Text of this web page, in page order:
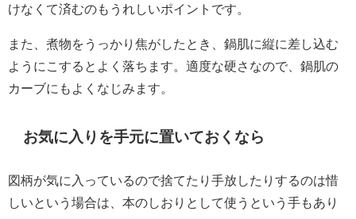
けなくて済むのもうれしいポイントです。
また、煮物をうっかり焦がしたとき、鍋肌に縦に差し込む
ようにこするとよく落ちます。適度な硬さなので、鍋肌の
カーブにもよくなじみます。
お気に入りを手元に置いておくなら
図柄が気に入っているので捨てたり手放したりするのは惜
しいという場合は、本のしおりとして使うという手もあり